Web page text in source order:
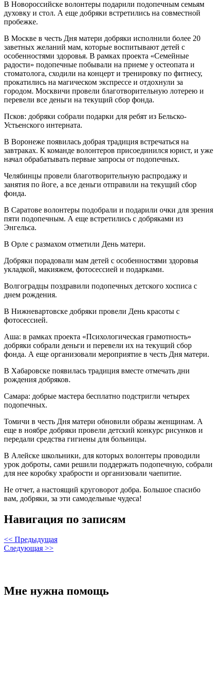
В Новороссийске волонтеры подарили подопечным семьям
духовку и стол. А еще добряки встретились на совместной
пробежке.
В Москве в честь Дня матери добряки исполнили более 20
заветных желаний мам, которые воспитывают детей с
особенностями здоровья. В рамках проекта «Семейные
радости» подопечные побывали на приеме у остеопата и
стоматолога, сходили на концерт и тренировку по фитнесу,
прокатились на магическом экспрессе и отдохнули за
городом. Москвичи провели благотворительную лотерею и
перевели все деньги на текущий сбор фонда.
Псков: добряки собрали подарки для ребят из Бельско-
Устьенского интерната.
В Воронеже появилась добрая традиция встречаться на
завтраках. К команде волонтеров присоединился юрист, и уже
начал обрабатывать первые запросы от подопечных.
Челябинцы провели благотворительную распродажу и
занятия по йоге, а все деньги отправили на текущий сбор
фонда.
В Саратове волонтеры подобрали и подарили очки для зрения
пяти подопечным. А еще встретились с добряками из
Энгельса.
В Орле с размахом отметили День матери.
Добряки порадовали мам детей с особенностями здоровья
укладкой, макияжем, фотосессией и подарками.
Волгоградцы поздравили подопечных детского хосписа с
днем рождения.
В Нижневартовске добряки провели День красоты с
фотосессией.
Аша: в рамках проекта «Психологическая грамотность»
добряки собрали деньги и перевели их на текущий сбор
фонда. А еще организовали мероприятие в честь Дня матери.
В Хабаровске появилась традиция вместе отмечать дни
рождения добряков.
Самара: добрые мастера бесплатно подстригли четырех
подопечных.
Томичи в честь Дня матери обновили образы женщинам. А
еще в ноябре добряки провели детский конкурс рисунков и
передали средства гигиены для больницы.
В Алейске школьники, для которых волонтеры проводили
урок доброты, сами решили поддержать подопечную, собрали
для нее коробку храбрости и организовали чаепитие.
Не отчет, а настоящий круговорот добра. Большое спасибо
вам, добряки, за эти самодельные чудеса!
Навигация по записям
<< Предыдущая
Следующая >>
Мне нужна помощь